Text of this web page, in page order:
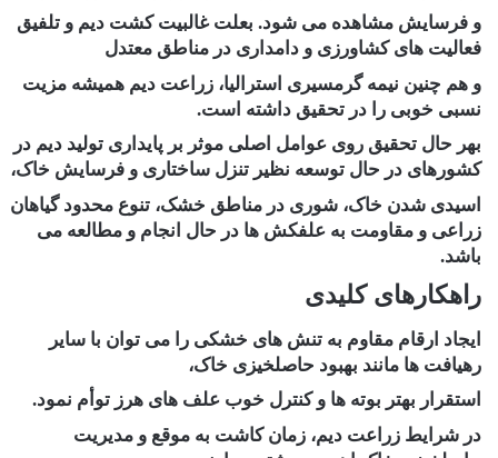
و فرسایش مشاهده می شود. بعلت غالبیت کشت دیم و تلفیق
فعالیت های کشاورزی و دامداری در مناطق معتدل
و هم چنین نیمه گرمسیری استرالیا، زراعت دیم همیشه مزیت
نسبی خوبی را در تحقیق داشته است.
بهر حال تحقیق روی عوامل اصلی موثر بر پایداری تولید دیم در
کشورهای در حال توسعه نظیر تنزل ساختاری و فرسایش خاک،
اسیدی شدن خاک، شوری در مناطق خشک، تنوع محدود گیاهان
زراعی و مقاومت به علفکش ها در حال انجام و مطالعه می
باشد.
راهکارهای کلیدی
ایجاد ارقام مقاوم به تنش های خشکی را می توان با سایر
رهیافت ها مانند بهبود حاصلخیزی خاک،
استقرار بهتر بوته ها و کنترل خوب علف های هرز توأم نمود.
در شرایط زراعت دیم، زمان کاشت به موقع و مدیریت